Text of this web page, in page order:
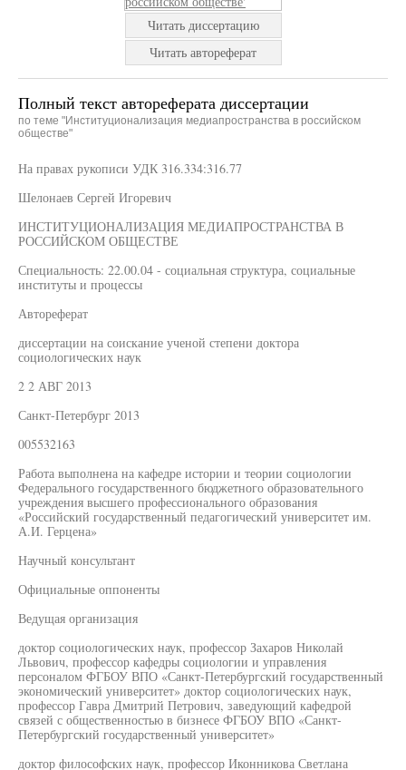
Читать диссертацию
Читать автореферат
Полный текст автореферата диссертации
по теме "Институционализация медиапространства в российском
обществе"
На правах рукописи УДК 316.334:316.77
Шелонаев Сергей Игоревич
ИНСТИТУЦИОНАЛИЗАЦИЯ МЕДИАПРОСТРАНСТВА В
РОССИЙСКОМ ОБЩЕСТВЕ
Специальность: 22.00.04 - социальная структура, социальные
институты и процессы
Автореферат
диссертации на соискание ученой степени доктора
социологических наук
2 2 АВГ 2013
Санкт-Петербург 2013
005532163
Работа выполнена на кафедре истории и теории социологии
Федерального государственного бюджетного образовательного
учреждения высшего профессионального образования
«Российский государственный педагогический университет им.
А.И. Герцена»
Научный консультант
Официальные оппоненты
Ведущая организация
доктор социологических наук, профессор Захаров Николай
Львович, профессор кафедры социологии и управления
персоналом ФГБОУ ВПО «Санкт-Петербургский государственный
экономический университет» доктор социологических наук,
профессор Гавра Дмитрий Петрович, заведующий кафедрой
связей с общественностью в бизнесе ФГБОУ ВПО «Санкт-
Петербургский государственный университет»
доктор философских наук, профессор Иконникова Светлана